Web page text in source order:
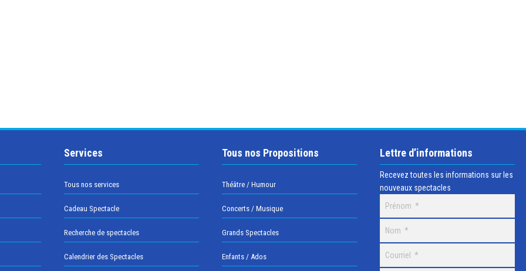
Services
Tous nos services
Cadeau Spectacle
Recherche de spectacles
Calendrier des Spectacles
Tous nos Propositions
Théâtre / Humour
Concerts / Musique
Grands Spectacles
Enfants / Ados
Lettre d’informations
Recevez toutes les informations sur les
nouveaux spectacles